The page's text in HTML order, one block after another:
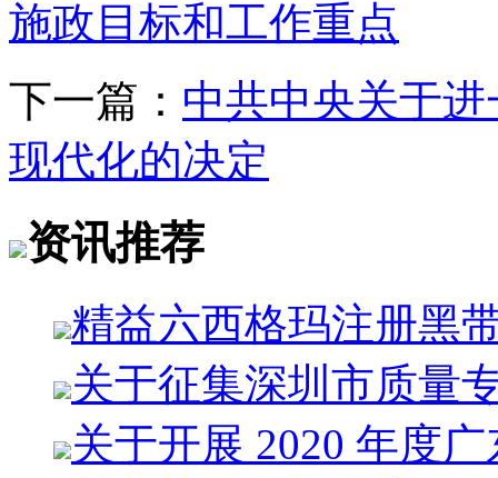
施政目标和工作重点
下一篇： 中共中央关于
现代化的决定
资讯推荐
精益六西格玛注册黑
关于征集深圳市质量
关于开展 2020 年度